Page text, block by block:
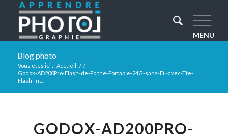
Blog photo
Vous êtes ici : Accueil / /
Godox-AD200Pro-Flash-de-Poche-Portable-24G-sans-Fil-avec-Tte-
Flash-Int...
GODOX-AD200PRO-